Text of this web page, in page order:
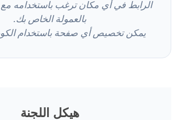
الرابط في أي مكان ترغب باستخدامه مع
بالعمولة الخاص بك.
يمكن تخصيص أي صفحة باستخدام
هيكل اللجنة